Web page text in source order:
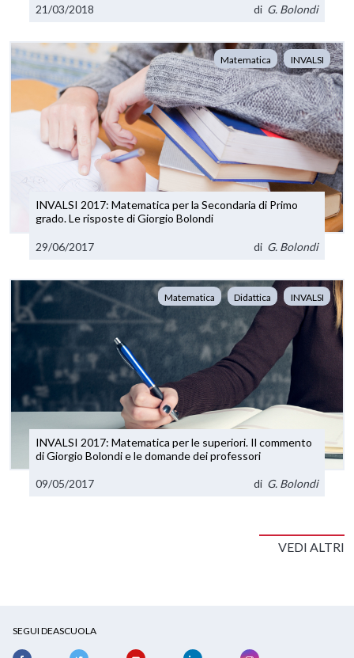
no)
21/03/2018 di G. Bolondi
Matematica INVALSI
INVALSI 2017: Matematica per la Secondaria di Primo
grado. Le risposte di Giorgio Bolondi
29/06/2017 di G. Bolondi
Matematica Didattica INVALSI
INVALSI 2017: Matematica per le superiori. Il commento
di Giorgio Bolondi e le domande dei professori
09/05/2017 di G. Bolondi
VEDI ALTRI
SEGUI DEASCUOLA